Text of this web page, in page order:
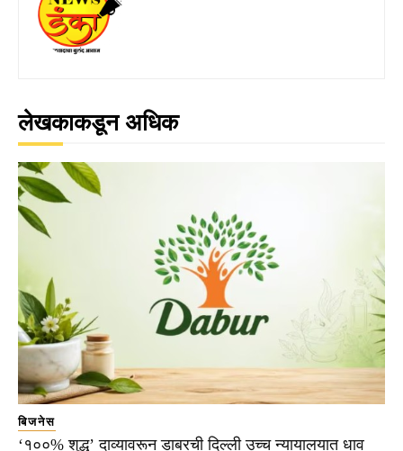
लेखकाकडून अधिक
बिजनेस
‘१००% शुद्ध’ दाव्यावरून डाबरची दिल्ली उच्च न्यायालयात धाव